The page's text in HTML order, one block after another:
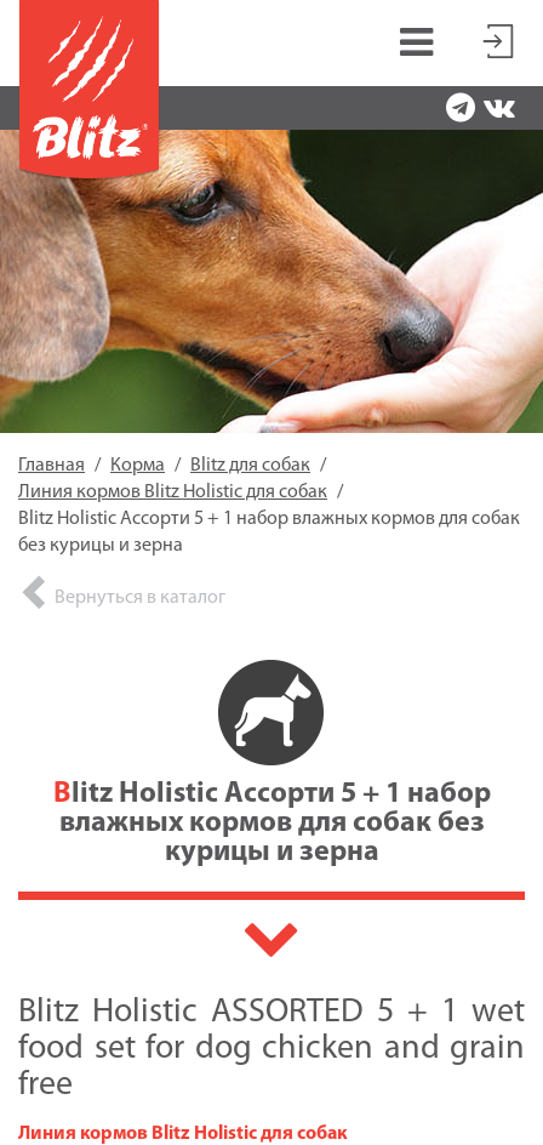
Главная Корма
Blitz для собак
Линия кормов Blitz Holistic для собак
Blitz Holistic Ассорти 5 + 1 набор влажных кормов для собак
без курицы и зерна
Вернуться в каталог
Blitz Holistic Ассорти 5 + 1 набор
влажных кормов для собак без
курицы и зерна
Blitz Holistic ASSORTED 5 + 1 wet
food set for dog chicken and grain
free
Линия кормов Blitz Holistic для собак